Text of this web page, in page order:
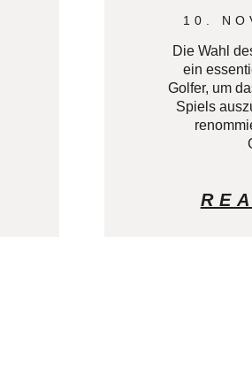
10.
Die Wahl
ein
Golfer, um
Spiels